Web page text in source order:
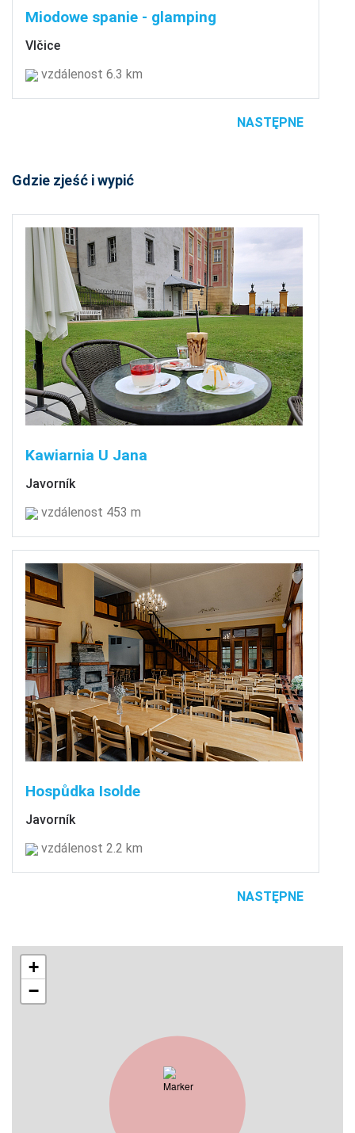
Miodowe spanie - glamping
Vlčice
vzdálenost 6.3 km
NASTĘPNE
Gdzie zjeść i wypić
Kawiarnia U Jana
Javorník
vzdálenost 453 m
Hospůdka Isolde
Javorník
vzdálenost 2.2 km
NASTĘPNE
+
−